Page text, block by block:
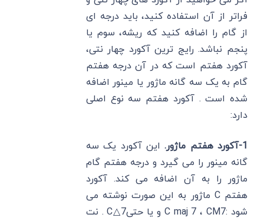
فراتر از آن استفاده کنید، باید درجه ای
از گام را اضافه کنید که ریشه، سوم یا
پنجم نباشد. رایج ترین آکورد چهار نتی،
آکورد هفتم است که در آن درجه هفتم
گام به یک سه گانه ماژور یا مینور اضافه
شده است . آکورد هفتم سه نوع اصلی
دارد:
1-آکورد هفتم ماژور.
این آکورد یک سه
گانه مینور را می گیرد و درجه هفتم گام
ماژور را به آن اضافه می کند. آکورد
هفتم C ماژور به این صورت نوشته می
شود :C maj 7 ، CM7 و یا حتیC△7 . نت